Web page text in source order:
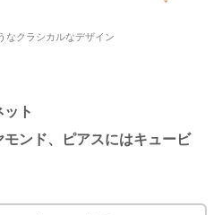
なクラシカルなデザイン
ト
ンド、ピアスにはキュービ